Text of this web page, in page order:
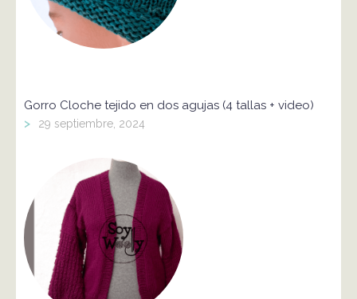
Gorro Cloche tejido en dos agujas (4 tallas + video)
> 29 septiembre, 2024